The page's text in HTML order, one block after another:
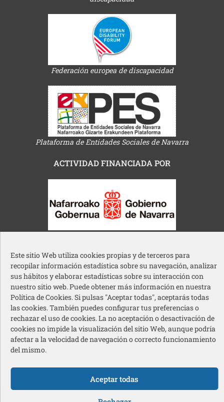
Este sitio Web utiliza cookies propias y de terceros para
recopilar información estadística sobre su navegación, analizar
sus hábitos y elaborar estadísticas sobre su interacción con
nuestro sitio web. Puede obtener más información en nuestra
Política de Cookies. Si pulsas "Aceptar todas", aceptarás todas
las cookies. También puedes configurar tus preferencias o
rechazar el uso de cookies. La no aceptación o desactivación de
cookies no impide la visualización del sitio Web, aunque podría
afectar a la velocidad de navegación o correcto funcionamiento
del mismo.
Aceptar todas
Federación europea de discapacidad
Plataforma de Entidades Sociales de Navarra
ACTIVIDAD FINANCIADA POR
Ayuntamiento de Pamplona
Acción Social Caja Rural de Navarra